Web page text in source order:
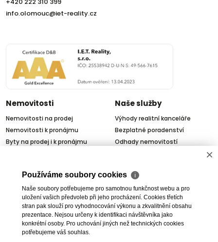
info.olomouc@iet-reality.cz
Nemovitosti
Nemovitosti na prodej
Nemovitosti k pronájmu
Byty na prodej i k pronájmu
Kanceláře
Obchody
Naše služby
Výhody realitní kanceláře
Bezplatné poradenství
Odhady nemovitostí
Úschovy kupních cen
Právní servis
Služby developerům
Pojištění
O nás
×
Používáme soubory cookies ℹ
Naše soubory potřebujeme pro samotnou funkčnost webu a pro
uložení vašich předvoleb při jeho procházení. Cookies třetích
stran pak slouží pro vyhodnocování výkonu a zkvalitnění obsahu
prezentace. Nejsou určeny k identifikaci návštěvníka jako
konkrétní osoby. Pro uchování jiných než technických cookies
potřebujeme váš souhlas.